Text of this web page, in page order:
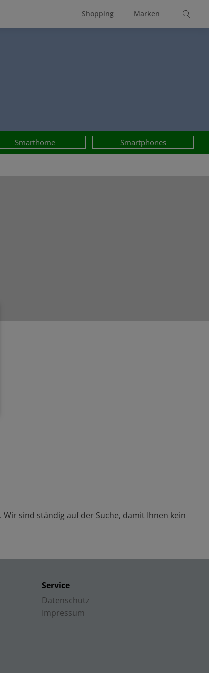
Shopping Marken
Smarthome Smartphones
. Wir sind ständig auf der Suche, damit Ihnen kein
Service
Datenschutz
Impressum